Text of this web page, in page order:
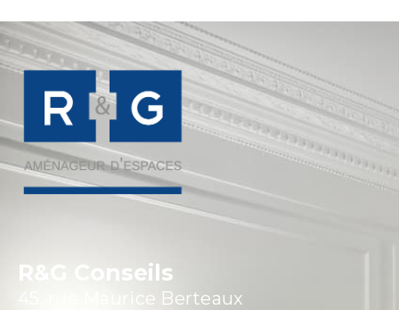
R&G Conseils
45, rue Maurice Berteaux